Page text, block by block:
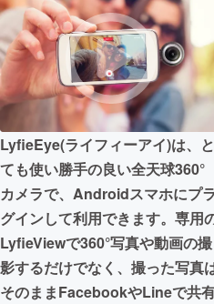
LyfieEye(ライフィーアイ)は、と
ても使い勝手の良い全天球360°
カメラで、Androidスマホにプラ
グインして利用できます。専用
LyfieViewで360°写真や動画の撮
影するだけでなく、撮った写真
そのままFacebookやLineで共